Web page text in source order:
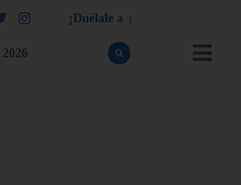
¡ Dué a e a q